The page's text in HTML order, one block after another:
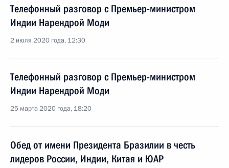
Телефонный разговор с Премьер-министром
Индии Нарендрой Моди
2 июля 2020 года, 12:30
Телефонный разговор с Премьер-министром
Индии Нарендрой Моди
25 марта 2020 года, 18:20
Обед от имени Президента Бразилии в честь
лидеров России, Индии, Китая и ЮАР